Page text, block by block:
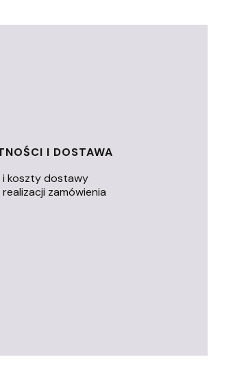
I DOSTAWA
i koszty dostawy
realizacji zamówienia